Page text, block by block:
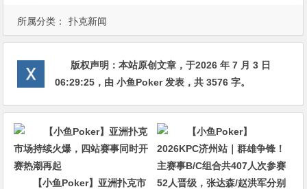
所属分类： 扑克新闻
版权声明：本站原创文章，于2026 年 7 月 3 日
06:29:25 ，由小鱼Poker发表，共 3576 字。
【小鱼Poker】亚洲扑克市